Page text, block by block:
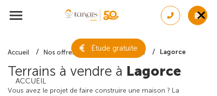
Étude gratuite
ACCUEIL
Accueil Nos offres de terrain Gironde Lagorce
Terrains à vendre à Lagorce
Vous avez le projet de faire construire une maison ? La